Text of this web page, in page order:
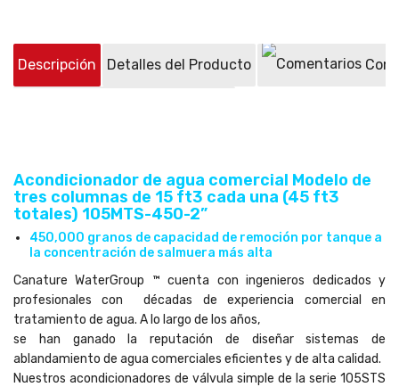
Descripción Detalles del Producto
Acondicionador de agua comercial Modelo de
tres columnas de 15 ft3 cada una (45 ft3
totales) 105MTS-450-2”
450,000 granos de capacidad de remoción por tanque a
la concentración de salmuera más alta
Canature WaterGroup ™ cuenta con ingenieros dedicados y
profesionales con décadas de experiencia comercial en
tratamiento de agua. A lo largo de los años,
se han ganado la reputación de diseñar sistemas de
ablandamiento de agua comerciales eficientes y de alta calidad.
Nuestros acondicionadores de válvula simple de la serie 105STS